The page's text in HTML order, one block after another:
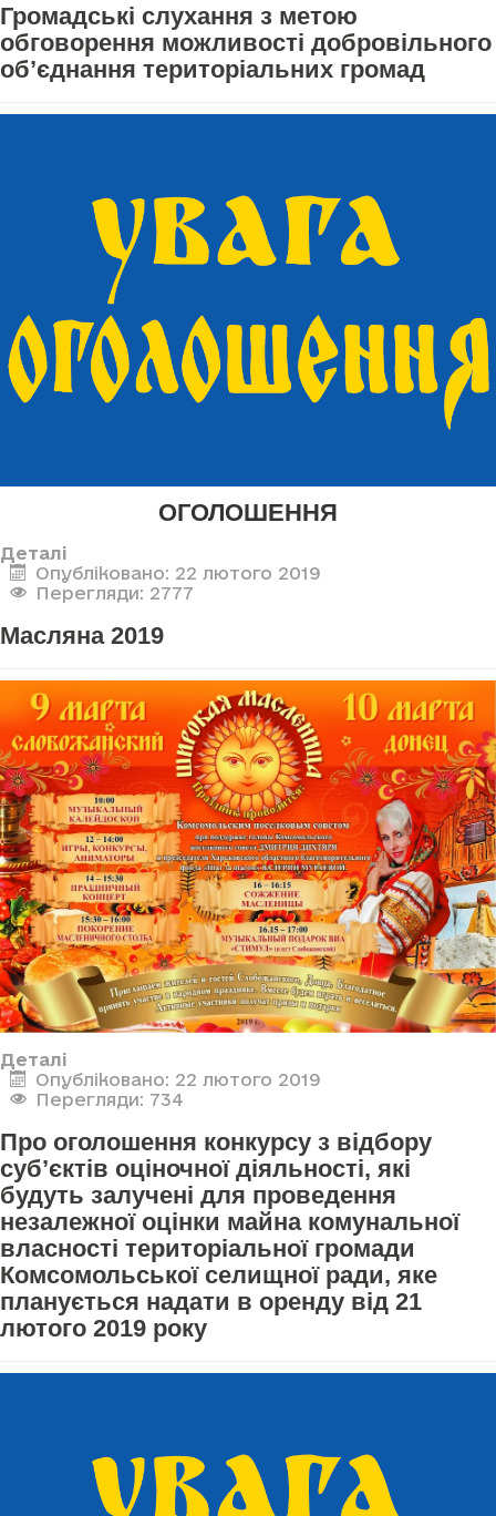
Громадські слухання з метою
обговорення можливості добровільного
об’єднання територіальних громад
ОГОЛОШЕННЯ
Деталі
Опубліковано: 22 лютого 2019
Перегляди: 2777
Масляна 2019
Деталі
Опубліковано: 22 лютого 2019
Перегляди: 734
Про оголошення конкурсу з відбору
суб’єктів оціночної діяльності, які
будуть залучені для проведення
незалежної оцінки майна комунальної
власності територіальної громади
Комсомольської селищної ради, яке
планується надати в оренду від 21
лютого 2019 року